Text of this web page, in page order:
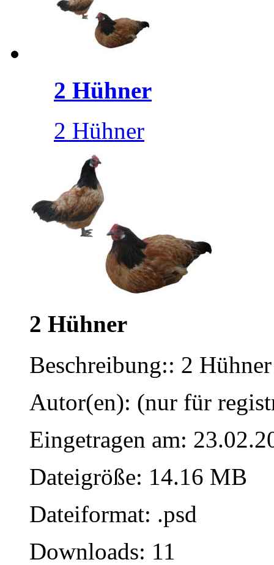
2 Hühner
2 Hühner
2 Hühner
Beschreibung:: 2 Hühner
Autor(en): (nur für
Eingetragen am:
Dateigröße: 14.16 MB
Dateiformat: .psd
Downloads: 11